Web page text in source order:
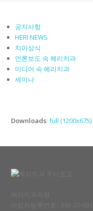
공지사항
HERI NEWS
치아상식
언론보도 속 헤리치과
미디어 속 헤리치과
세미나
Downloads:full (1200x675)